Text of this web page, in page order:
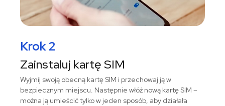
Krok 2
Zainstaluj kartę SIM
Wyjmij swoją obecną kartę SIM i przechowaj ją w
bezpiecznym miejscu. Następnie włóż nową kartę SIM –
można ją umieścić tylko w jeden sposób, aby działała